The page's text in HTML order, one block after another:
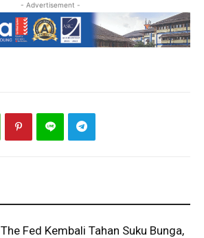
- Advertisement -
The Fed Kembali Tahan Suku Bunga,